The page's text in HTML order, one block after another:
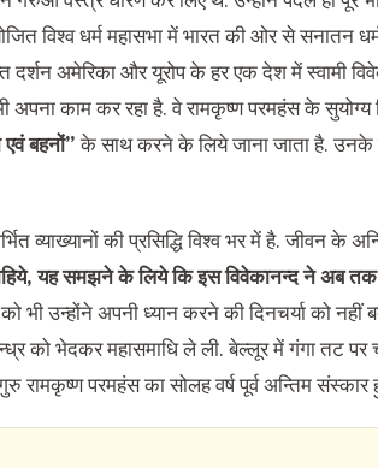
विश्व धर्म महासभा में भारत की ओर से सनातन धर्म
दर्शन अमेरिका और यूरोप के हर एक देश में स्वामी
अपना काम कर रहा है. वे रामकृष्ण परमहंस के
एवं बहनों”के साथ करने के लिये जाना जाता है.
व्याख्यानों की प्रसिद्धि विश्व भर में है. जीवन के
यह समझने के लिये कि इस विवेकानन्द ने अब तक
भी उन्होंने अपनी ध्यान करने की दिनचर्या को नहीं
को भेदकर महासमाधि ले ली. बेल्लूर में गंगा तट
परमहंस का सोलह वर्ष पूर्व अन्तिम संस्कार